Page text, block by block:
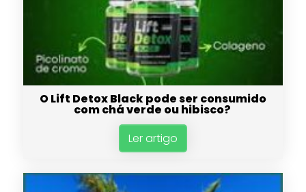
O Lift Detox Black pode ser consumido
com chá verde ou hibisco?
Ler artigo